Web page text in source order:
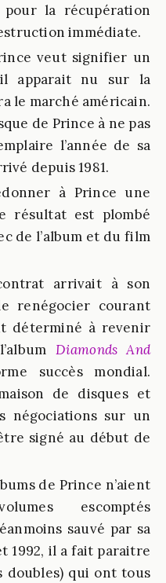
pour la récupération
immédiate.
veut signifier un
apparait nu sur la
le marché américain.
de Prince à ne pas
l’année de sa
depuis 1981.
à Prince une
résultat est plombé
de l’album et du film
arrivait à son
renégocier courant
déterminé à revenir
Diamonds And
succès mondial.
de disques et
négociations sur un
signé au début de
de Prince n’aient
escomptés
sauvé par sa
1992, il a fait paraitre
doubles) qui ont tous